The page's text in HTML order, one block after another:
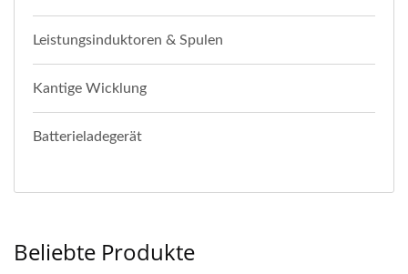
Leistungsinduktoren & Spulen
Kantige Wicklung
Batterieladegerät
Beliebte Produkte